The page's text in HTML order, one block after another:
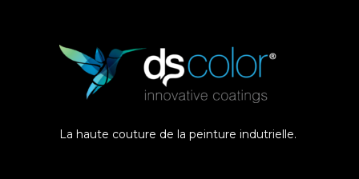
La haute couture de la peinture indutrielle.